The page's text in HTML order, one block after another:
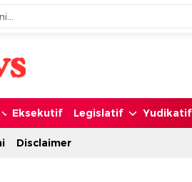
Eksekutif Legislatif Yudikatif
Disclaimer